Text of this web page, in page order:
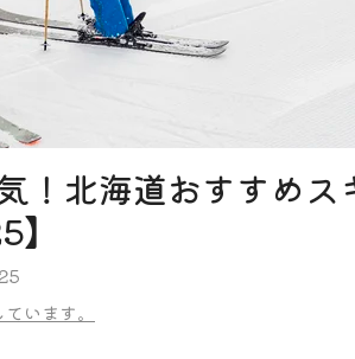
！北海道おすすめス
います。